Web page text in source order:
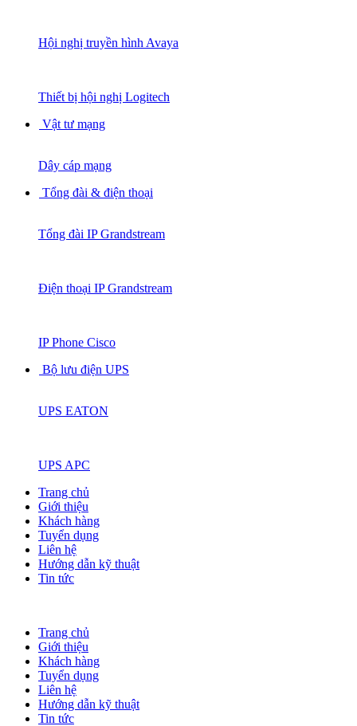
Hội nghị truyền hình Avaya
Thiết bị hội nghị Logitech
Vật tư mạng
Dây cáp mạng
Tổng đài & điện thoại
Tổng đài IP Grandstream
Điện thoại IP Grandstream
IP Phone Cisco
Bộ lưu điện UPS
UPS EATON
UPS APC
Trang chủ
Giới thiệu
Khách hàng
Tuyển dụng
Liên hệ
Hướng dẫn kỹ thuật
Tin tức
Trang chủ
Giới thiệu
Khách hàng
Tuyển dụng
Liên hệ
Hướng dẫn kỹ thuật
Tin tức